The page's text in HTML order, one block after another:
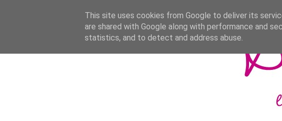
This site uses cookies from Google to deliver its
are shared with Google along with performance and
statistics, and to detect and address abuse.